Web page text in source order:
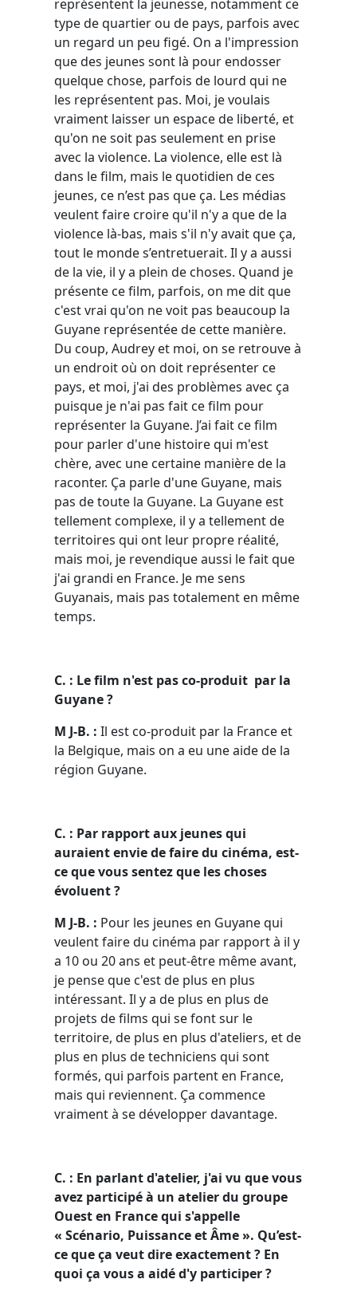
représentent la jeunesse, notamment ce
type de quartier ou de pays, parfois avec
un regard un peu figé. On a l'impression
que des jeunes sont là pour endosser
quelque chose, parfois de lourd qui ne
les représentent pas. Moi, je voulais
vraiment laisser un espace de liberté, et
qu'on ne soit pas seulement en prise
avec la violence. La violence, elle est là
dans le film, mais le quotidien de ces
jeunes, ce n’est pas que ça. Les médias
veulent faire croire qu'il n'y a que de la
violence là-bas, mais s'il n'y avait que ça,
tout le monde s’entretuerait. Il y a aussi
de la vie, il y a plein de choses. Quand je
présente ce film, parfois, on me dit que
c'est vrai qu'on ne voit pas beaucoup la
Guyane représentée de cette manière.
Du coup, Audrey et moi, on se retrouve à
un endroit où on doit représenter ce
pays, et moi, j'ai des problèmes avec ça
puisque je n'ai pas fait ce film pour
représenter la Guyane. J’ai fait ce film
pour parler d'une histoire qui m'est
chère, avec une certaine manière de la
raconter. Ça parle d'une Guyane, mais
pas de toute la Guyane. La Guyane est
tellement complexe, il y a tellement de
territoires qui ont leur propre réalité,
mais moi, je revendique aussi le fait que
j'ai grandi en France. Je me sens
Guyanais, mais pas totalement en même
temps.
C. : Le film n'est pas co-produit par la
Guyane ?
M J-B. : Il est co-produit par la France et
la Belgique, mais on a eu une aide de la
région Guyane.
C. : Par rapport aux jeunes qui
auraient envie de faire du cinéma, est-
ce que vous sentez que les choses
évoluent ?
M J-B. : Pour les jeunes en Guyane qui
veulent faire du cinéma par rapport à il y
a 10 ou 20 ans et peut-être même avant,
je pense que c'est de plus en plus
intéressant. Il y a de plus en plus de
projets de films qui se font sur le
territoire, de plus en plus d'ateliers, et de
plus en plus de techniciens qui sont
formés, qui parfois partent en France,
mais qui reviennent. Ça commence
vraiment à se développer davantage.
C. : En parlant d'atelier, j'ai vu que vous
avez participé à un atelier du groupe
Ouest en France qui s'appelle
« Scénario, Puissance et Âme ». Qu’est-
ce que ça veut dire exactement ? En
quoi ça vous a aidé d'y participer ?